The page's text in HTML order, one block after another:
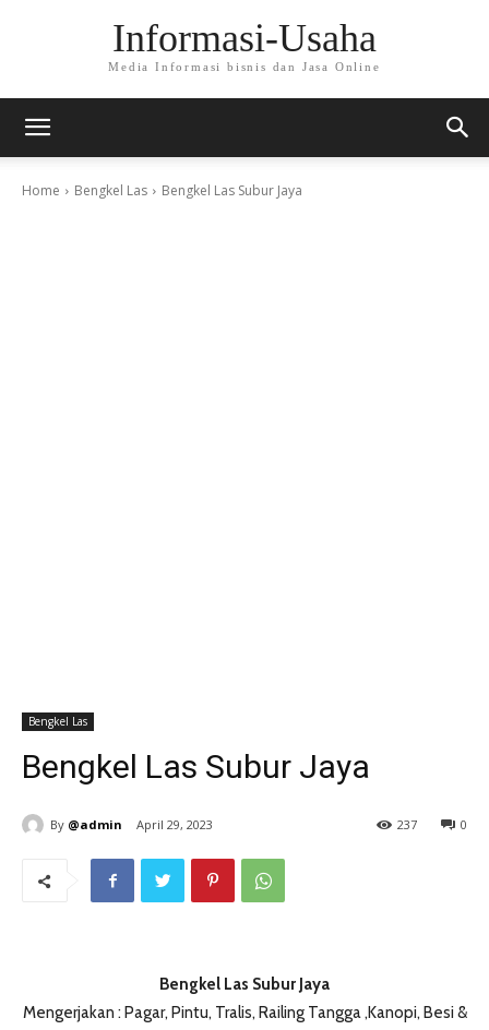
Informasi-Usaha
Media Informasi bisnis dan Jasa Online
Home Bengkel Las Bengkel Las Subur Jaya
Bengkel Las
Bengkel Las Subur Jaya
By @admin April 29, 2023 0
237
Bengkel Las Subur Jaya
Mengerjakan : Pagar, Pintu, Tralis, Railing Tangga ,Kanopi, Besi &